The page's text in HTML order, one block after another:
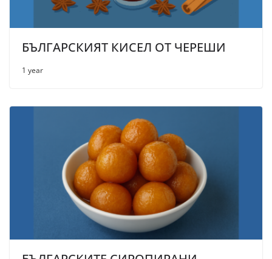
БЪЛГАРСКИЯТ КИСЕЛ ОТ ЧЕРЕШИ
1 year